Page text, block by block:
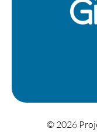
© 2026